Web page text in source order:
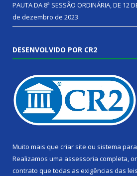
PAUTA DA 8ª SESSÃO ORDINÁRIA, DE 12
de dezembro de 2023
DESENVOLVIDO POR CR2
Muito mais que criar site ou sistema
Realizamos uma assessoria completa,
contrato que todas as exigências das